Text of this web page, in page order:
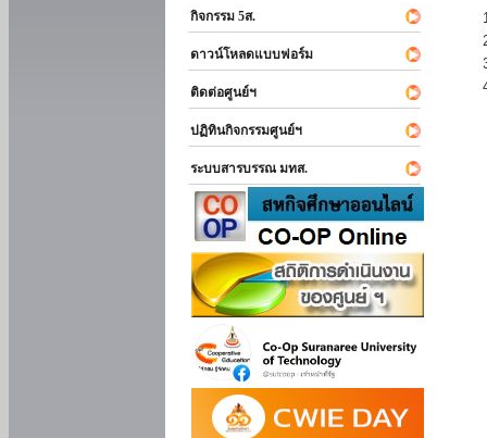
กิจกรรม 5ส.
ดาวน์โหลดแบบฟอร์ม
ติดต่อศูนย์ฯ
ปฏิทินกิจกรรมศูนย์ฯ
ระบบสารบรรณ มทส.